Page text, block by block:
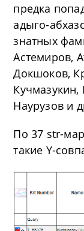
предка
адыго-
знатных
Астемиров,
Докшоков,
Наурузов и
По 37 str-
такие Y-